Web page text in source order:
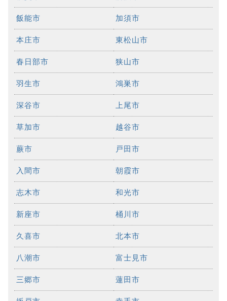
飯能市 加須市
本庄市 東松山市
春日部市 狭山市
羽生市 鴻巣市
深谷市 上尾市
草加市 越谷市
蕨市 戸田市
入間市 朝霞市
志木市 和光市
新座市 桶川市
久喜市 北本市
八潮市 富士見市
三郷市 蓮田市